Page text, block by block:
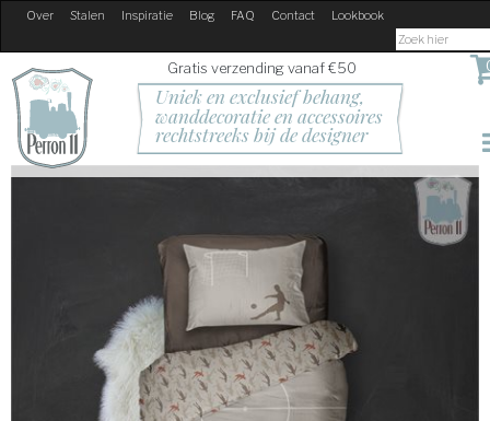
Over Stalen Inspiratie Blog FAQ Contact Lookbook
Gratis verzending vanaf €50
Uniek en exclusief behang,
wanddecoratie en accessoires
rechtstreeks bij de designer